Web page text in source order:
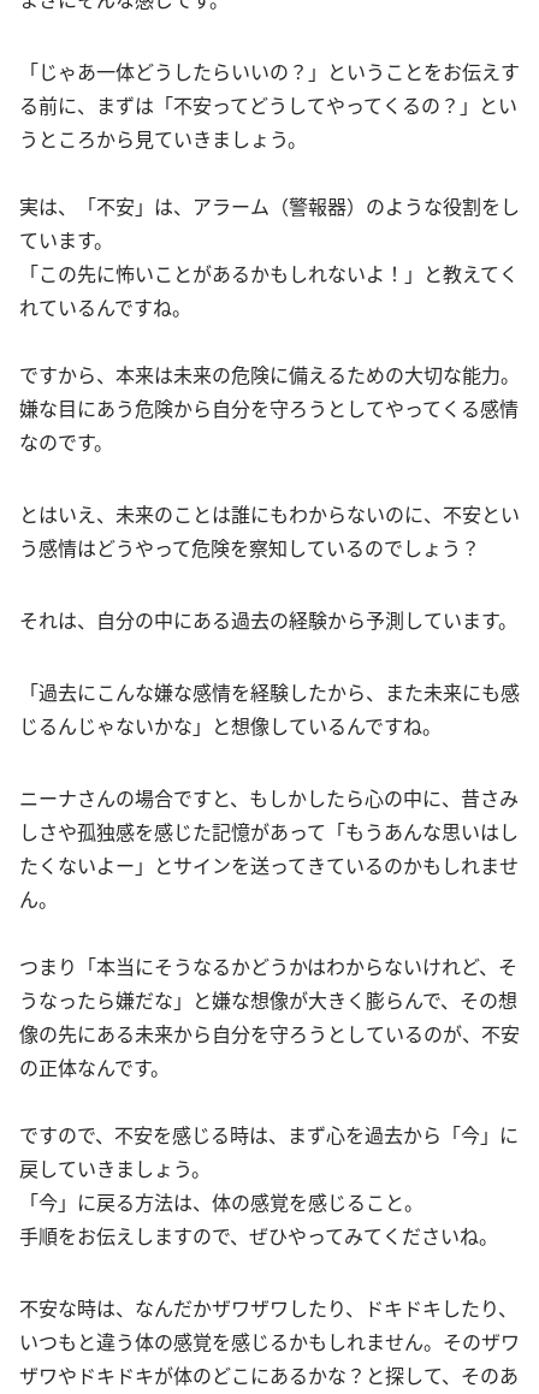
「じゃあ一体どうしたらいいの？」ということをお伝えす
る前に、まずは「不安ってどうしてやってくるの？」とい
うところから見ていきましょう。
実は、「不安」は、アラーム（警報器）のような役割をし
ています。
「この先に怖いことがあるかもしれないよ！」と教えてく
れているんですね。
ですから、本来は未来の危険に備えるための大切な能力。
嫌な目にあう危険から自分を守ろうとしてやってくる感情
なのです。
とはいえ、未来のことは誰にもわからないのに、不安とい
う感情はどうやって危険を察知しているのでしょう？
それは、自分の中にある過去の経験から予測しています。
「過去にこんな嫌な感情を経験したから、また未来にも感
じるんじゃないかな」と想像しているんですね。
ニーナさんの場合ですと、もしかしたら心の中に、昔さみ
しさや孤独感を感じた記憶があって「もうあんな思いはし
たくないよー」とサインを送ってきているのかもしれませ
ん。
つまり「本当にそうなるかどうかはわからないけれど、そ
うなったら嫌だな」と嫌な想像が大きく膨らんで、その想
像の先にある未来から自分を守ろうとしているのが、不安
の正体なんです。
ですので、不安を感じる時は、まず心を過去から「今」に
戻していきましょう。
「今」に戻る方法は、体の感覚を感じること。
手順をお伝えしますので、ぜひやってみてくださいね。
不安な時は、なんだかザワザワしたり、ドキドキしたり、
いつもと違う体の感覚を感じるかもしれません。そのザワ
ザワやドキドキが体のどこにあるかな？と探して、そのあ